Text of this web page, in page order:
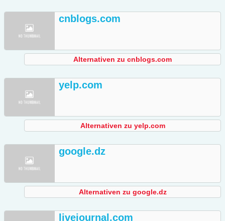
cnblogs.com
Alternativen zu cnblogs.com
yelp.com
Alternativen zu yelp.com
google.dz
Alternativen zu google.dz
livejournal.com